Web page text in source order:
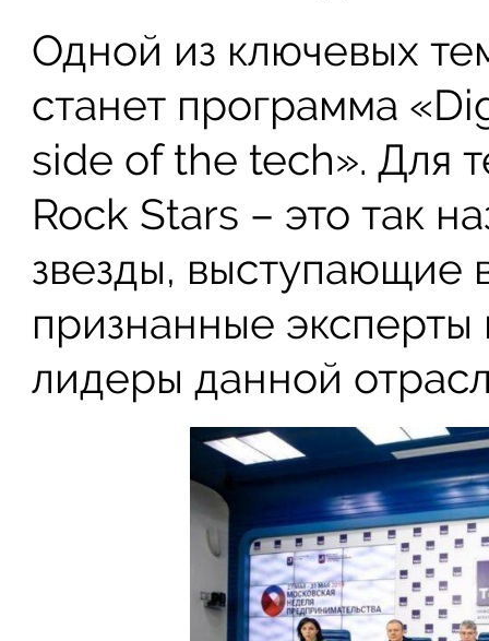
Одной из ключевых
станет программа
side of the tech». Для
Rock Stars – это так
звезды, выступающие
признанные
лидеры данной